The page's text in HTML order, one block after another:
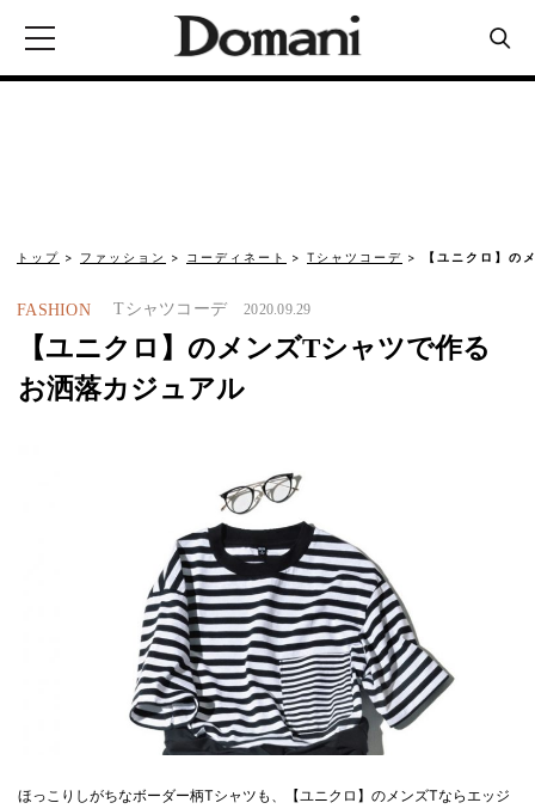
トップ ファッション コーディネート Tシャツコーデ 【ユニクロ】の
FASHION Tシャツコーデ 2020.09.29
【ユニクロ】のメンズTシャツで作る
お洒落カジュアル
ほっこりしがちなボーダー柄Tシャツも、【ユニクロ】のメンズTならエッジ